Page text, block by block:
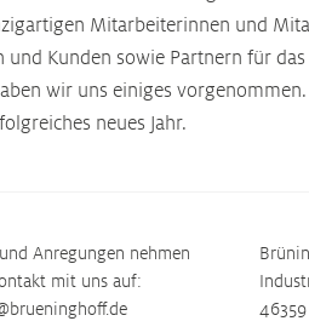
Mitarbeiterinnen und
und Kunden sowie Partnern für
wir uns einiges
neues Jahr.
Anregungen nehmen
mit uns auf: